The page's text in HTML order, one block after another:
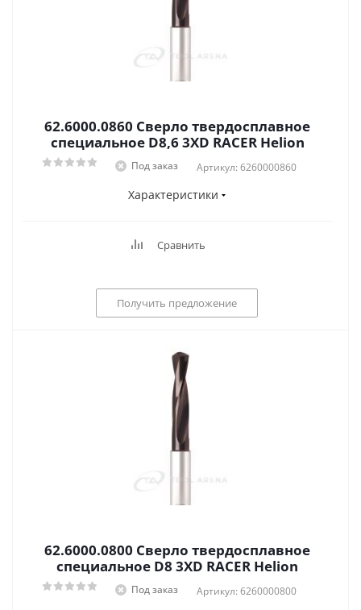
62.6000.0860 Сверло твердосплавное
специальное D8,6 3XD RACER Helion
Под заказ Артикул: 6260000860
Характеристики
Сравнить
Получить предложение
62.6000.0800 Сверло твердосплавное
специальное D8 3XD RACER Helion
Под заказ Артикул: 6260000800